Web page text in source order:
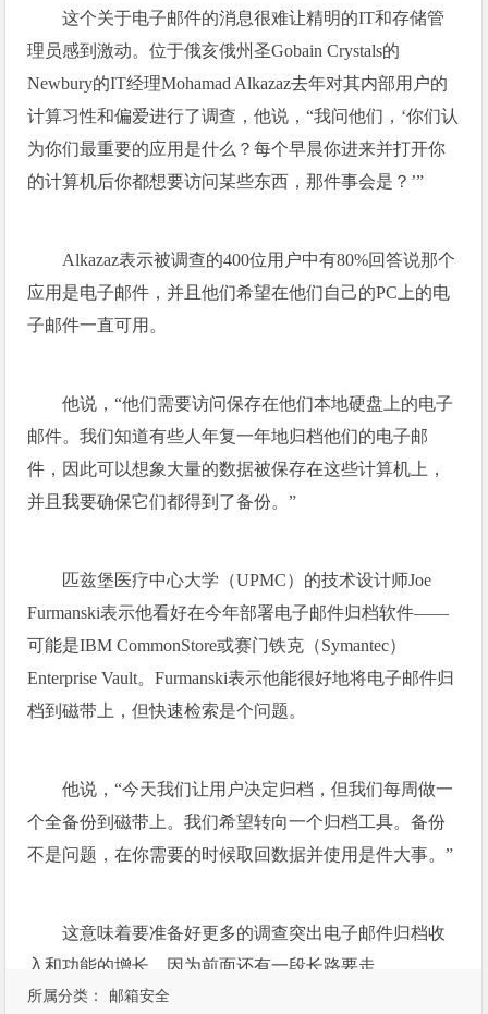
所属分类： 邮箱安全
这个关于电子邮件的消息很难让精明的IT和存储管
理员感到激动。位于俄亥俄州圣Gobain Crystals的
Newbury的IT经理Mohamad Alkazaz去年对其内部用户的
计算习性和偏爱进行了调查，他说，“我问他们，‘你们认
为你们最重要的应用是什么？每个早晨你进来并打开你
的计算机后你都想要访问某些东西，那件事会是？’”
Alkazaz表示被调查的400位用户中有80%回答说那个
应用是电子邮件，并且他们希望在他们自己的PC上的电
子邮件一直可用。
他说，“他们需要访问保存在他们本地硬盘上的电子
邮件。我们知道有些人年复一年地归档他们的电子邮
件，因此可以想象大量的数据被保存在这些计算机上，
并且我要确保它们都得到了备份。”
匹兹堡医疗中心大学（UPMC）的技术设计师Joe
Furmanski表示他看好在今年部署电子邮件归档软件——
可能是IBM CommonStore或赛门铁克（Symantec）
Enterprise Vault。Furmanski表示他能很好地将电子邮件归
档到磁带上，但快速检索是个问题。
他说，“今天我们让用户决定归档，但我们每周做一
个全备份到磁带上。我们希望转向一个归档工具。备份
不是问题，在你需要的时候取回数据并使用是件大事。”
这意味着要准备好更多的调查突出电子邮件归档收
入和功能的增长，因为前面还有一段长路要走。